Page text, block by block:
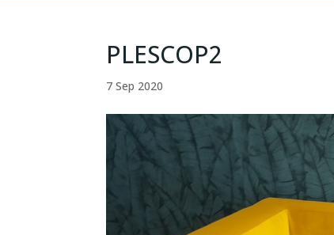
PLESCOP2
7 Sep 2020